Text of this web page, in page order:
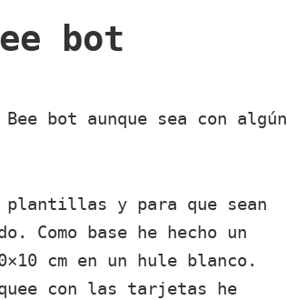
bot
bot aunque sea con algún
plantillas y para que sean
Como base he hecho un
cm en un hule blanco.
con las tarjetas he